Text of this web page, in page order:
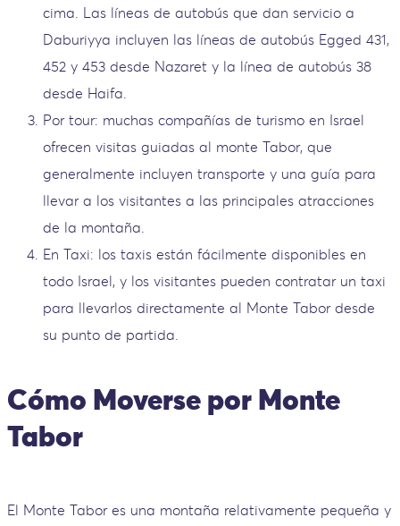
cima. Las líneas de autobús que dan servicio a
Daburiyya incluyen las líneas de autobús Egged 431,
452 y 453 desde Nazaret y la línea de autobús 38
desde Haifa.
Por tour: muchas compañías de turismo en Israel
ofrecen visitas guiadas al monte Tabor, que
generalmente incluyen transporte y una guía para
llevar a los visitantes a las principales atracciones
de la montaña.
En Taxi: los taxis están fácilmente disponibles en
todo Israel, y los visitantes pueden contratar un taxi
para llevarlos directamente al Monte Tabor desde
su punto de partida.
Cómo Moverse por Monte
Tabor
El Monte Tabor es una montaña relativamente pequeña y